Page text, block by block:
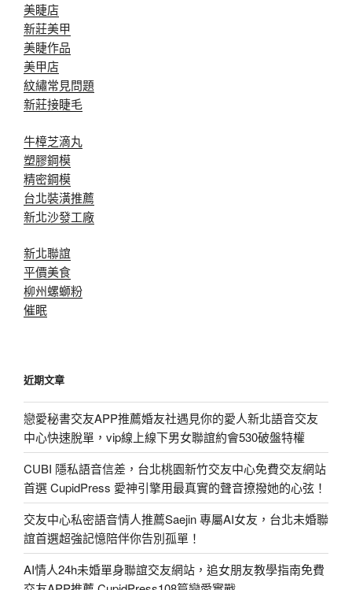
美睫店
新莊美甲
美睫作品
美甲店
紋繡常見問題
新莊接睫毛
牛樟芝滴丸
塑膠鋼模
精密鋼模
台北裝潢推薦
新北沙發工廠
新北聯誼
平價美食
柳州螺螄粉
催眠
近期文章
戀愛秘書交友APP推薦婚友社遇見你的愛人新北語音交友
中心快速脫單，vip線上線下男女聯誼約會530破盤特權
CUBI 隱私語音信差，台北桃園新竹交友中心免費交友網站
首選 CupidPress 愛神引擎用最真實的聲音撩撥她的心弦！
交友中心私密語音情人推薦Saejin 專屬AI女友，台北未婚聯
誼首選超強記憶陪伴你告別孤單！
AI情人24h未婚單身聯誼交友網站，追女朋友教學指南免費